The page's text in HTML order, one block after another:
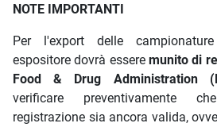
NOTE IMPORTANTI
Per l'export delle
espositore dovrà essere munito di
Food & Drug Administration
verificare preventivamente
registrazione sia ancora valida,